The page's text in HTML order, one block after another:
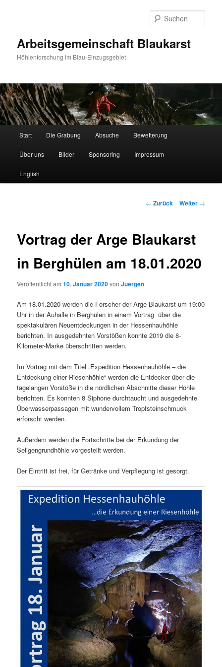
Arbeitsgemeinschaft Blaukarst
Höhlenforschung im Blau-Einzugsgebiet
Zum
Inhalt
wechseln
Start Die Grabung Absuche Bewetterung
Über uns Bilder Sponsoring Impressum
English
Beitrags-
← Zurück Weiter →
Vortrag der Arge Blaukarst
in Berghülen am 18.01.2020
Veröffentlicht am10. Januar 2020vonJuergen
Am 18.01.2020 werden die Forscher der Arge Blaukarst um 19:00
Uhr in der Auhalle in Berghülen in einem Vortrag über die
spektakulären Neuentdeckungen in der Hessenhauhöhle
berichten. In ausgedehnten Vorstößen konnte 2019 die 8-
Kilometer-Marke überschritten werden.
Im Vortrag mit dem Titel „Expedition Hessenhauhöhle – die
Entdeckung einer Riesenhöhle“ werden die Entdecker über die
tagelangen Vorstöße in die nördlichen Abschnitte dieser Höhle
berichten. Es konnten 8 Siphone durchtaucht und ausgedehnte
Überwasserpassagen mit wundervollem Tropfsteinschmuck
erforscht werden.
Außerdem werden die Fortschritte bei der Erkundung der
Seligengrundhöhle vorgestellt werden.
Der Eintritt ist frei, für Getränke und Verpflegung ist gesorgt.